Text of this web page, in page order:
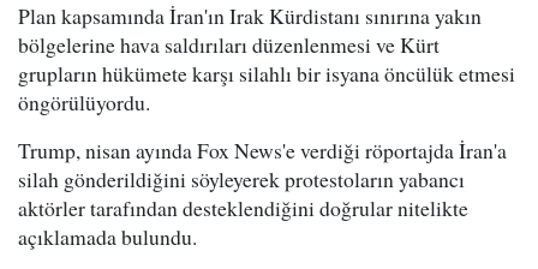
Plan kapsamında İran'ın Irak Kürdistanı sınırına yakın
bölgelerine hava saldırıları düzenlenmesi ve Kürt
grupların hükümete karşı silahlı bir isyana öncülük etmesi
öngörülüyordu.
Trump, nisan ayında Fox News'e verdiği röportajda İran'a
silah gönderildiğini söyleyerek protestoların yabancı
aktörler tarafından desteklendiğini doğrular nitelikte
açıklamada bulundu.